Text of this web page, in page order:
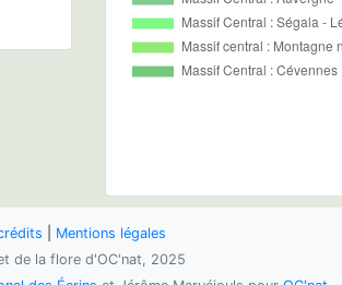
Mentions légales
de la flore d'OC'nat, 2025